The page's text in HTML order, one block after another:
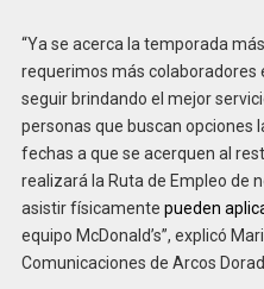
“Ya se acerca la temporada
requerimos más
seguir brindando el mejor
personas que buscan opciones
fechas a que se acerquen al
realizará la Ruta de Empleo de
asistir físicamente pueden
equipo McDonald’s”, explicó
Comunicaciones de Arcos